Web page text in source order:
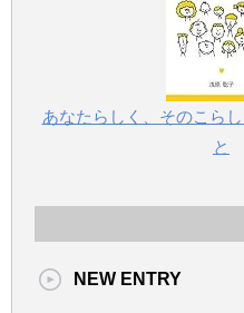
あなたらしく、そのこら
と
NEW ENTRY